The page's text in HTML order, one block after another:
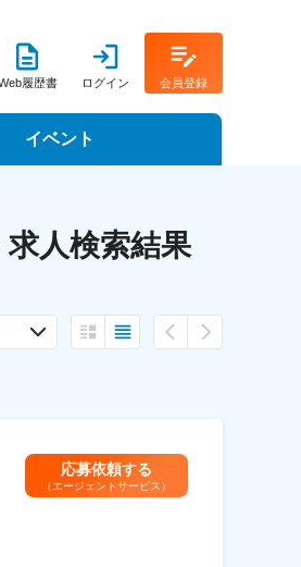
履歴書 ログイン 会員登録
イベント
人検索結果
応募依頼する
（エージェントサービス）